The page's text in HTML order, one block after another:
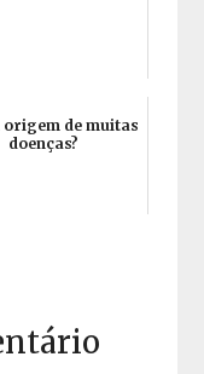
origem de muitas
doenças?